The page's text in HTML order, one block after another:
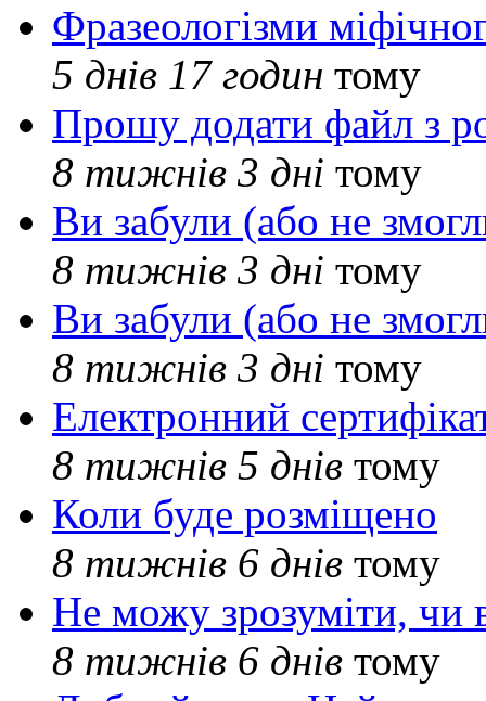
Фразеологізми
5 днів 17 годин тому
Прошу додати файл з
8 тижнів 3 дні тому
Ви забули (або не
8 тижнів 3 дні тому
Ви забули (або не
8 тижнів 3 дні тому
Електронний
8 тижнів 5 днів тому
Коли буде розміщено
8 тижнів 6 днів тому
Не можу зрозуміти, чи
8 тижнів 6 днів тому